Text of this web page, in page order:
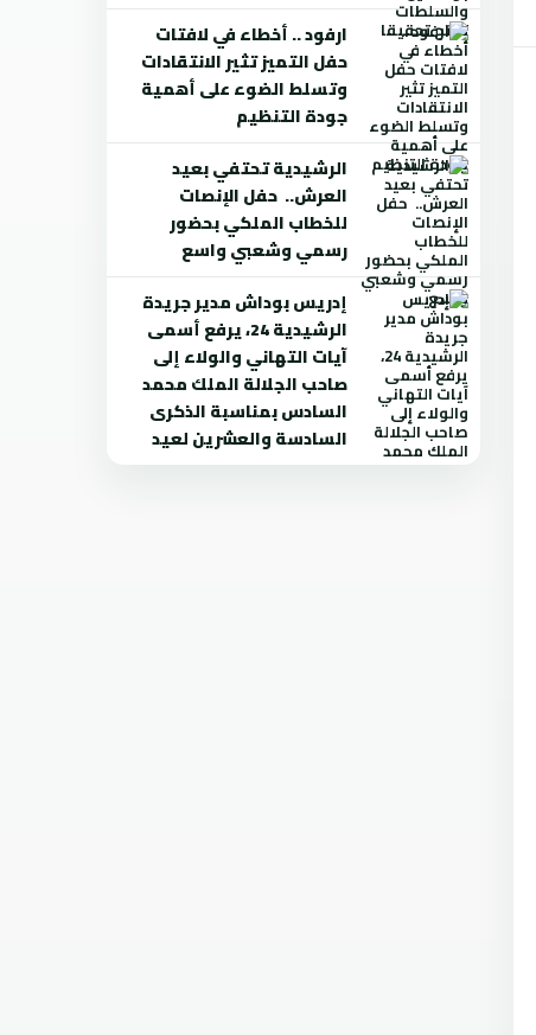
ارفود .. أخطاء في لافتات
حفل التميز تثير الانتقادات
وتسلط الضوء على أهمية
جودة التنظيم
الرشيدية تحتفي بعيد
العرش.. حفل الإنصات
للخطاب الملكي بحضور
رسمي وشعبي واسع
إدريس بوداش مدير جريدة
الرشيدية 24، يرفع أسمى
آيات التهاني والولاء إلى
صاحب الجلالة الملك محمد
السادس بمناسبة الذكرى
السادسة والعشرين لعيد